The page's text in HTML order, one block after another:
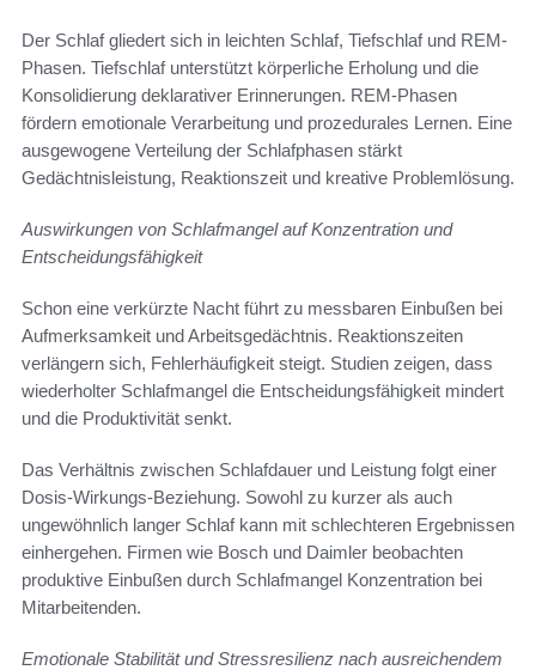
Der Schlaf gliedert sich in leichten Schlaf, Tiefschlaf und REM-
Phasen. Tiefschlaf unterstützt körperliche Erholung und die
Konsolidierung deklarativer Erinnerungen. REM-Phasen
fördern emotionale Verarbeitung und prozedurales Lernen. Eine
ausgewogene Verteilung der Schlafphasen stärkt
Gedächtnisleistung, Reaktionszeit und kreative Problemlösung.
Auswirkungen von Schlafmangel auf Konzentration und
Entscheidungsfähigkeit
Schon eine verkürzte Nacht führt zu messbaren Einbußen bei
Aufmerksamkeit und Arbeitsgedächtnis. Reaktionszeiten
verlängern sich, Fehlerhäufigkeit steigt. Studien zeigen, dass
wiederholter Schlafmangel die Entscheidungsfähigkeit mindert
und die Produktivität senkt.
Das Verhältnis zwischen Schlafdauer und Leistung folgt einer
Dosis-Wirkungs-Beziehung. Sowohl zu kurzer als auch
ungewöhnlich langer Schlaf kann mit schlechteren Ergebnissen
einhergehen. Firmen wie Bosch und Daimler beobachten
produktive Einbußen durch Schlafmangel Konzentration bei
Mitarbeitenden.
Emotionale Stabilität und Stressresilienz nach ausreichendem